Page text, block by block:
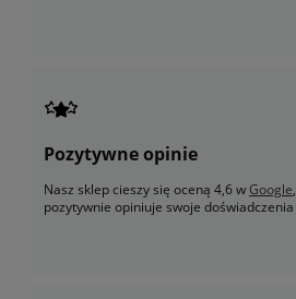
Pozytywne opinie
Nasz sklep cieszy się oceną 4,6 wGoogle
pozytywnie opiniuje swoje